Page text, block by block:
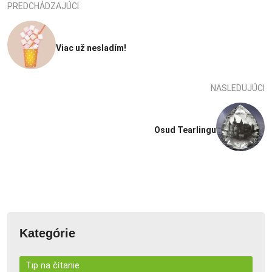
PREDCHÁDZAJÚCI
Viac už nesladím!
NASLEDUJÚCI
Osud Tearlingu
Kategórie
Tip na čítanie